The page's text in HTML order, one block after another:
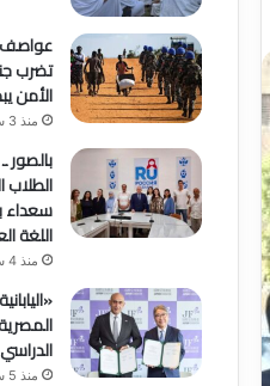
عواصف
تضرب
الأمن
منذ 3 ساعات
سعداء
اللغة
منذ 4 ساعات
منذ 5 ساعات